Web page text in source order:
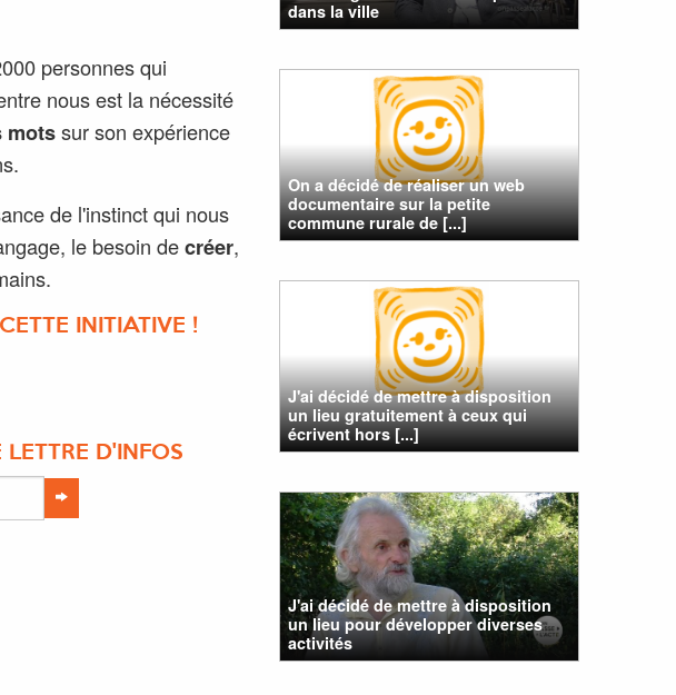
personnes qui
nous est la nécessité
motssur son expérience
de l'instinct qui nous
le besoin decréer,
INITIATIVE !
D'INFOS
dans la ville
On a décidé de réaliser un web
documentaire sur la petite
commune rurale de [...]
J'ai décidé de mettre à disposition
un lieu gratuitement à ceux qui
écrivent hors [...]
J'ai décidé de mettre à disposition
un lieu pour développer diverses
activités